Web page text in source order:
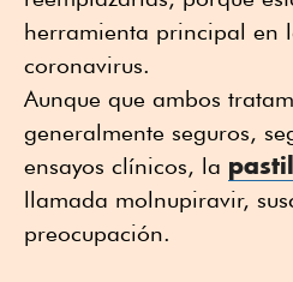
herramienta principal en
coronavirus.
Aunque que ambos
generalmente seguros,
ensayos clínicos, la
llamada molnupiravir,
preocupación.